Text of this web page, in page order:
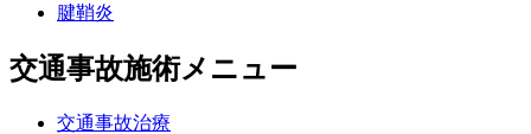
腱鞘炎
交通事故施術メニュー
交通事故治療